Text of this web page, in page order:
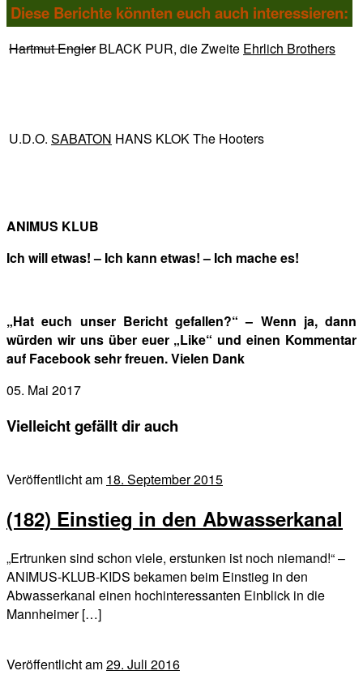
Diese Berichte könnten euch auch interessieren:
Hartmut Engler BLACK PUR, die Zweite Ehrlich Brothers
U.D.O. SABATON HANS KLOKThe Hooters
ANIMUS KLUB
Ich will etwas! – Ich kann etwas! – Ich mache es!
„Hat euch unser Bericht gefallen?“ – Wenn ja, dann
würden wir uns über euer „Like“ und einen Kommentar
auf Facebook sehr freuen. Vielen Dank
05. Mai 2017
Vielleicht gefällt dir auch
Veröffentlicht am 18. September 2015
(182) Einstieg in den Abwasserkanal
„Ertrunken sind schon viele, erstunken ist noch niemand!“ –
ANIMUS-KLUB-KIDS bekamen beim Einstieg in den
Abwasserkanal einen hochinteressanten Einblick in die
Mannheimer […]
Veröffentlicht am29. Juli 2016